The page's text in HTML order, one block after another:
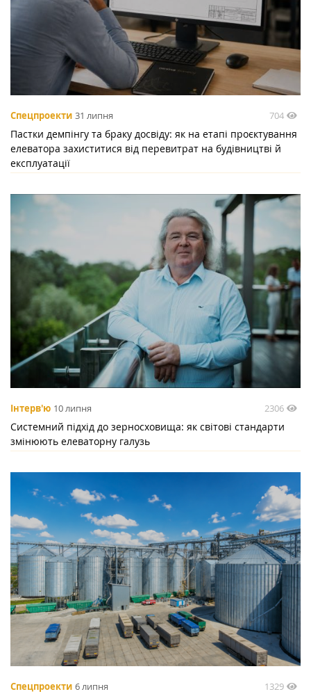
Спецпроекти 31 липня 704
Пастки демпінгу та браку досвіду: як на етапі проєктування
елеватора захиститися від перевитрат на будівництві й
експлуатації
Інтерв'ю 10 липня 2306
Системний підхід до зерносховища: як світові стандарти
змінюють елеваторну галузь
Спецпроекти 6 липня 1329